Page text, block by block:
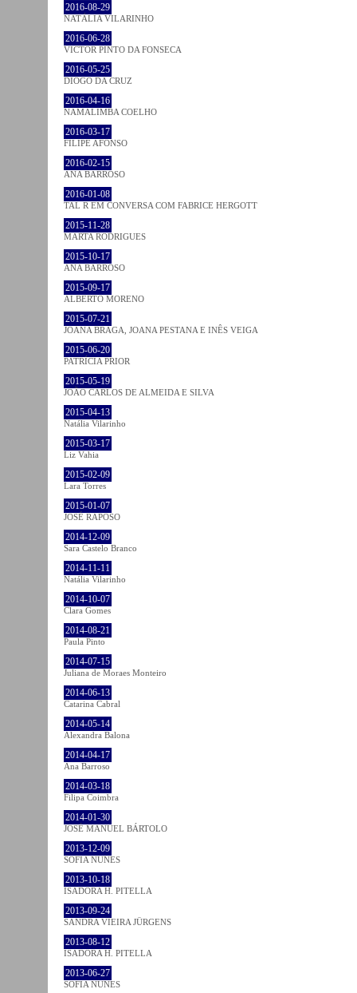
2016-08-29
NATÁLIA VILARINHO
2016-06-28
VICTOR PINTO DA FONSECA
2016-05-25
DIOGO DA CRUZ
2016-04-16
NAMALIMBA COELHO
2016-03-17
FILIPE AFONSO
2016-02-15
ANA BARROSO
2016-01-08
TAL R EM CONVERSA COM FABRICE HERGOTT
2015-11-28
MARTA RODRIGUES
2015-10-17
ANA BARROSO
2015-09-17
ALBERTO MORENO
2015-07-21
JOANA BRAGA, JOANA PESTANA E INÊS VEIGA
2015-06-20
PATRÍCIA PRIOR
2015-05-19
JOÃO CARLOS DE ALMEIDA E SILVA
2015-04-13
Natália Vilarinho
2015-03-17
Liz Vahia
2015-02-09
Lara Torres
2015-01-07
JOSÉ RAPOSO
2014-12-09
Sara Castelo Branco
2014-11-11
Natália Vilarinho
2014-10-07
Clara Gomes
2014-08-21
Paula Pinto
2014-07-15
Juliana de Moraes Monteiro
2014-06-13
Catarina Cabral
2014-05-14
Alexandra Balona
2014-04-17
Ana Barroso
2014-03-18
Filipa Coimbra
2014-01-30
JOSÉ MANUEL BÁRTOLO
2013-12-09
SOFIA NUNES
2013-10-18
ISADORA H. PITELLA
2013-09-24
SANDRA VIEIRA JÜRGENS
2013-08-12
ISADORA H. PITELLA
2013-06-27
SOFIA NUNES